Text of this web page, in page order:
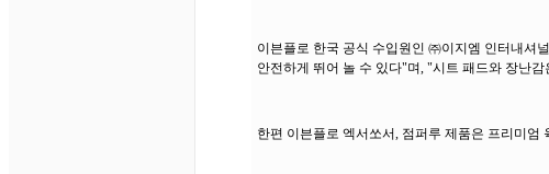
이븐플로 한국 공식 수입원인 ㈜이지엠 인터내셔
안전하게 뛰어 놀 수 있다"며, "시트 패드와 장난
한편 이븐플로 엑서쏘서, 점퍼루 제품은 프리미